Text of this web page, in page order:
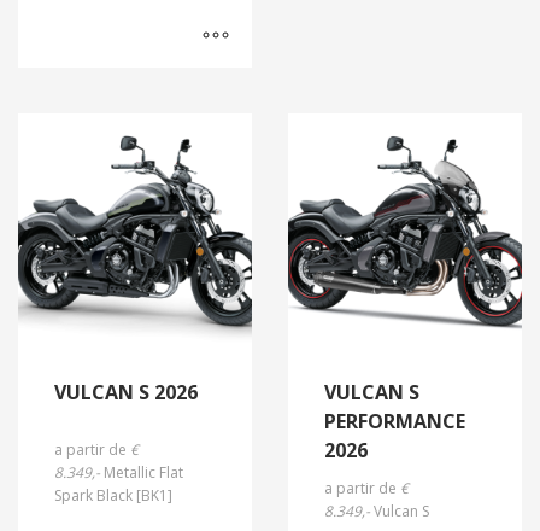
VULCAN S 2026
a partir de €
8.349,- Metallic Flat
Spark Black [BK1]
VULCAN S
PERFORMANCE
2026
a partir de €
8.349,-Vulcan S